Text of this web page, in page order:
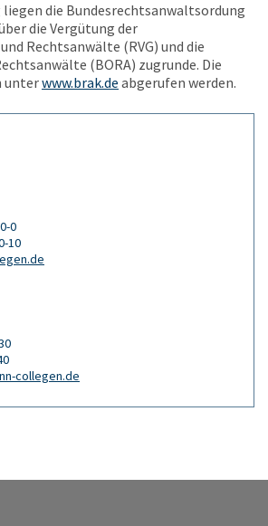
liegen die Bundesrechtsanwaltsordung
die Vergütung der
Rechtsanwälte (RVG) und die
(BORA) zugrunde. Die
unterwww.brak.de abgerufen werden.
0
10
collegen.de